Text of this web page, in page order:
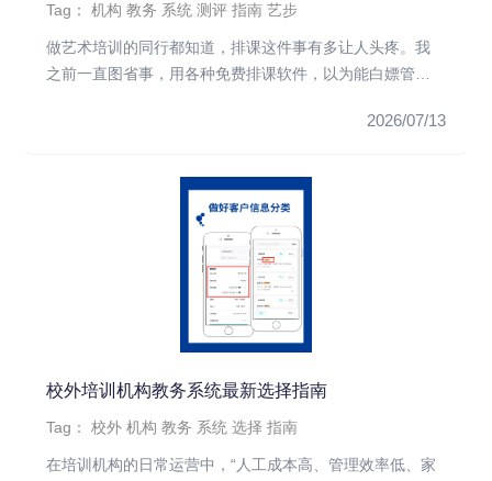
Tag：机构 教务 系统 测评 指南 艺步
做艺术培训的同行都知道，排课这件事有多让人头疼。我
之前一直图省事，用各种免费排课软件，以为能白嫖管理
2026/07/13
校外培训机构教务系统最新选择指南
Tag：校外 机构 教务 系统 选择 指南
在培训机构的日常运营中，“人工成本高、管理效率低、家